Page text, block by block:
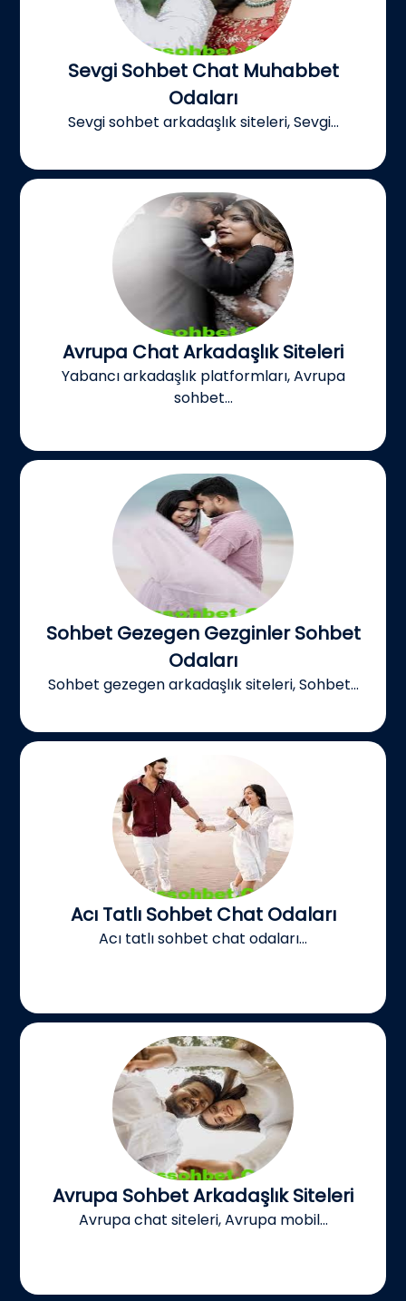
Sevgi Sohbet Chat Muhabbet
Odaları
Sevgi sohbet arkadaşlık siteleri, Sevgi...
Avrupa Chat Arkadaşlık Siteleri
Yabancı arkadaşlık platformları, Avrupa
sohbet...
Sohbet Gezegen Gezginler Sohbet
Odaları
Sohbet gezegen arkadaşlık siteleri, Sohbet...
Acı Tatlı Sohbet Chat Odaları
Acı tatlı sohbet chat odaları...
Avrupa Sohbet Arkadaşlık Siteleri
Avrupa chat siteleri, Avrupa mobil...